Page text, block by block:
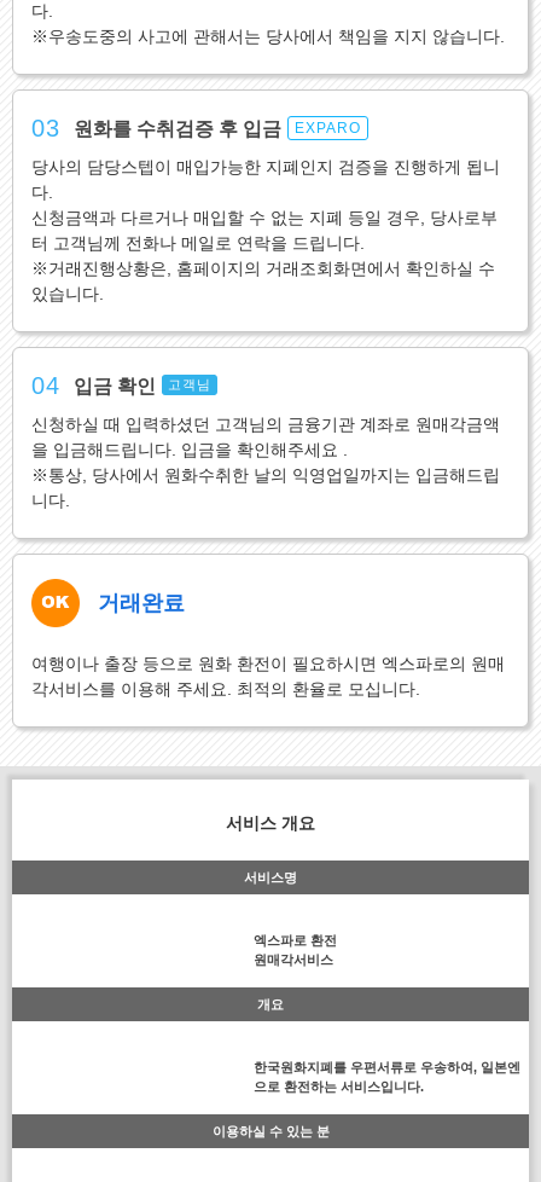
다.
※우송도중의 사고에 관해서는 당사에서 책임을 지지 않습니다.
03 원화를 수취검증 후 입금 EXPARO
당사의 담당스텝이 매입가능한 지폐인지 검증을 진행하게 됩니
다.
신청금액과 다르거나 매입할 수 없는 지폐 등일 경우, 당사로부
터 고객님께 전화나 메일로 연락을 드립니다.
※거래진행상황은, 홈페이지의 거래조회화면에서 확인하실 수
있습니다.
04 입금 확인 고객님
신청하실 때 입력하셨던 고객님의 금융기관 계좌로 원매각금액
을 입금해드립니다. 입금을 확인해주세요 .
※통상, 당사에서 원화수취한 날의 익영업일까지는 입금해드립
니다.
거래완료
여행이나 출장 등으로 원화 환전이 필요하시면 엑스파로의 원매
각서비스를 이용해 주세요. 최적의 환율로 모십니다.
서비스 개요
서비스명
엑스파로 환전
원매각서비스
개요
한국원화지폐를 우편서류로 우송하여, 일본엔
으로 환전하는 서비스입니다.
이용하실 수 있는 분